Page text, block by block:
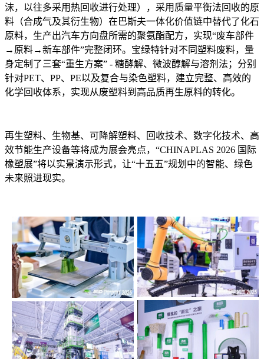
沫，以往多采用热回收进行处理），采用质量平衡法回收的原
料（合成气及其衍生物）在巴斯夫一体化价值链中替代了化石
原料，生产出汽车方向盘所需的聚氨酯配方，实现“废车部件
→原料→新车部件”完整闭环。宝绿特针对不同塑料废料，量
身定制了三套“重生方案” - 糖酵解、微波醇解与溶剂法；分别
针对PET、PP、PE以及复合与染色塑料，建立完整、高效的
化学回收体系，实现从废塑料到高品质再生原料的转化。
再生塑料、生物基、可降解塑料、回收技术、数字化技术、高
效节能生产设备等将成为展会亮点，“CHINAPLAS 2026 国际
橡塑展”将以实景演示形式，让“十五五”规划中的智能、绿色
未来照进现实。